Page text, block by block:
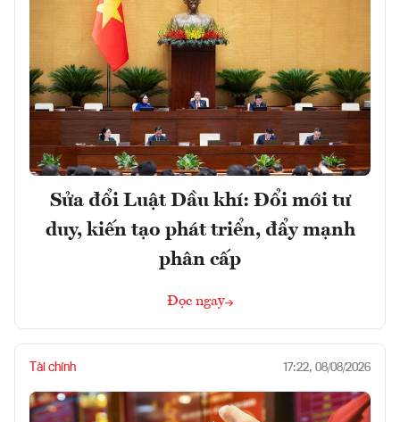
Sửa đổi Luật Dầu khí: Đổi mới tư
duy, kiến tạo phát triển, đẩy mạnh
phân cấp
Đọc ngay
Tài chính 17:22, 08/08/2026